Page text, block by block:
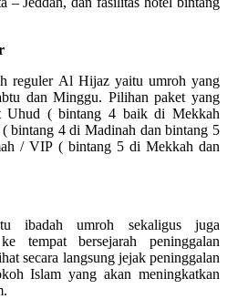
reguler Al Hijaz yaitu umroh yang
dan Minggu. Pilihan paket yang
Uhud ( bintang 4 baik di Mekkah
bintang 4 di Madinah dan bintang 5
/ VIP ( bintang 5 di Mekkah dan
ibadah umroh sekaligus juga
tempat bersejarah peninggalan
secara langsung jejak peninggalan
Islam yang akan meningkatkan